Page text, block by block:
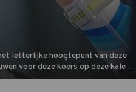
letterlijke hoogtepunt van deze
voor deze koers op deze kale col
vlak.